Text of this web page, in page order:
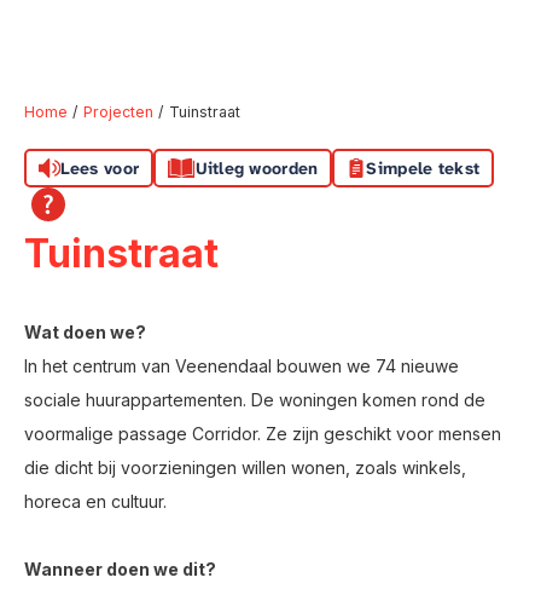
Naar hoofdinhoud
Naar hoofdnavigatiemenu
Naar zoeken
Home Projecten Tuinstraat
Lees voor Uitleg woorden Simpele tekst
Tuinstraat
Wat doen we?
In het centrum van Veenendaal bouwen we 74 nieuwe
sociale huurappartementen. De woningen komen rond de
voormalige passage Corridor. Ze zijn geschikt voor mensen
die dicht bij voorzieningen willen wonen, zoals winkels,
horeca en cultuur.
Wanneer doen we dit?